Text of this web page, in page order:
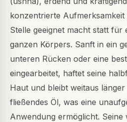
konzentrierte
Stelle geeignet macht statt für
ganzen Körpers. Sanft in ein
unteren Rücken oder eine
eingearbeitet, haftet seine
Haut und bleibt weitaus
fließendes Öl, was eine
Anwendung ermöglicht. Seine